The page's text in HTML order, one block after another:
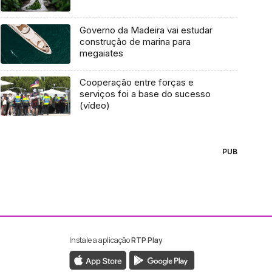
Governo da Madeira vai estudar
construção de marina para
megaiates
Cooperação entre forças e
serviços foi a base do sucesso
(vídeo)
PUB
da RTP Madeira
da RTP Madeira
Instale a aplicaçãoRTP Play